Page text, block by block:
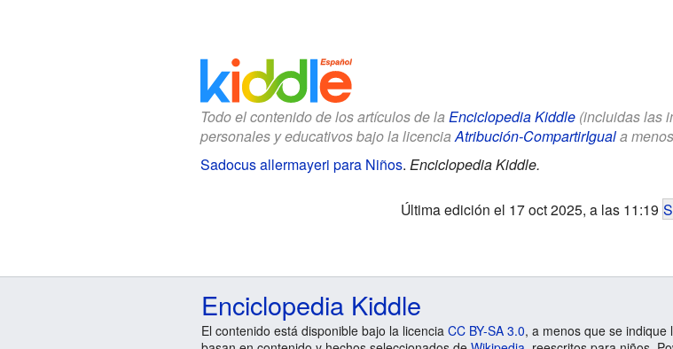
Todo el contenido de los artículos de la Enciclopedia Kiddle(incluidas las
personales y educativos bajo la licenciaAtribución-CompartirIguala
Sadocus allermayeri para Niños. Enciclopedia Kiddle.
Última edición el 17 oct 2025, a las 11:19
Enciclopedia Kiddle
El contenido está disponible bajo la licencia CC BY-SA 3.0, a menos que se